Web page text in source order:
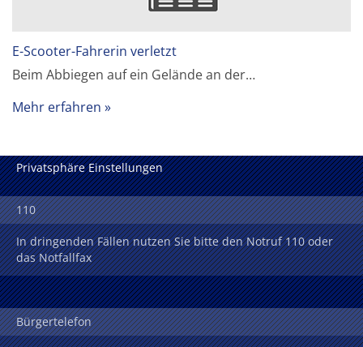
E-Scooter-Fahrerin verletzt
Beim Abbiegen auf ein Gelände an der…
Mehr erfahren
Privatsphäre Einstellungen
110
In dringenden Fällen nutzen Sie bitte den Notruf 110 oder
das Notfallfax
Bürgertelefon